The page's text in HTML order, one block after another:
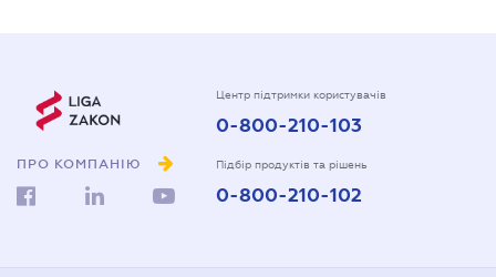
ПРО КОМПАНІЮ
Центр підтримки користувачів
0-800-210-103
Підбір продуктів та рішень
0-800-210-102